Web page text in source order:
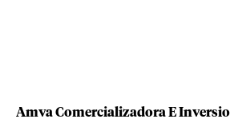
Amva Comercializadora E